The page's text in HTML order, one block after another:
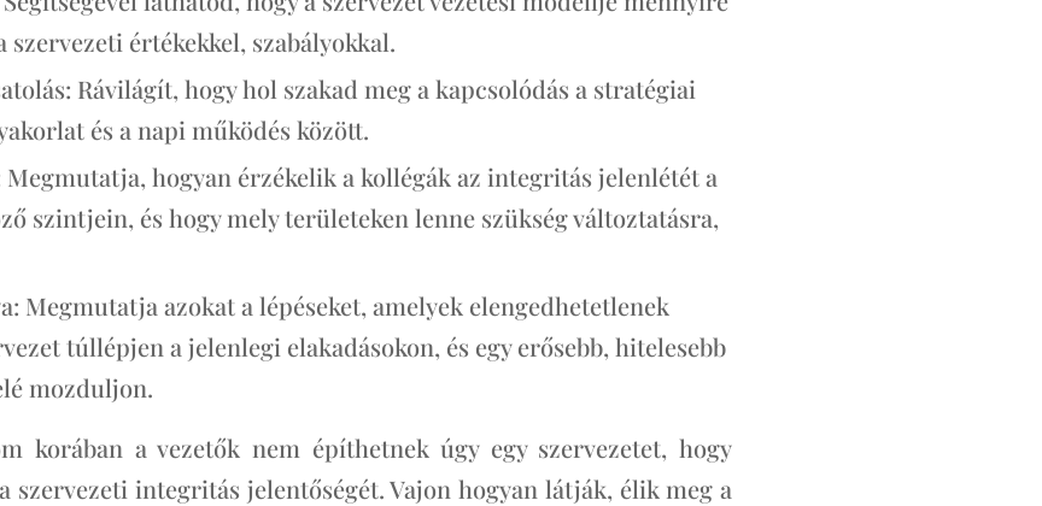
szervezeti értékekkel, szabályokkal.
Rávilágít, hogy hol szakad meg a kapcsolódás a stratégiai
és a napi működés között.
Megmutatja, hogyan érzékelik a kollégák az integritás jelenlétét a
szintjein, és hogy mely területeken lenne szükség változtatásra,
Megmutatja azokat a lépéseket, amelyek elengedhetetlenek
túllépjen a jelenlegi elakadásokon, és egy erősebb, hitelesebb
mozduljon.
korában a vezetők nem építhetnek úgy egy szervezetet, hogy
szervezeti integritás jelentőségét. Vajon hogyan látják, élik meg a